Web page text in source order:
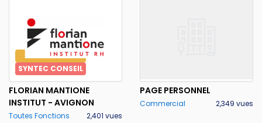
PREMIUM
SYNTEC CONSEIL
FLORIAN MANTIONE
INSTITUT - AVIGNON
Toutes Fonctions 2,401 vues
PAGE PERSONNEL
Commercial 2,349 vues